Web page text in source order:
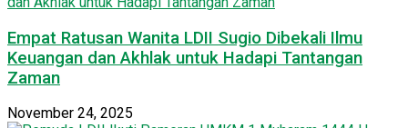
Empat Ratusan Wanita LDII Sugio Dibekali Ilmu
Keuangan dan Akhlak untuk Hadapi Tantangan
Zaman
November 24, 2025